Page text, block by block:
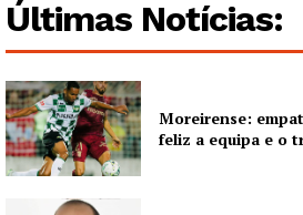
Institucional
Artigos
Edição Digital
Europa
Grande Entrevista
Últimas Notícias:
Moreirense:
feliz a equipa e o